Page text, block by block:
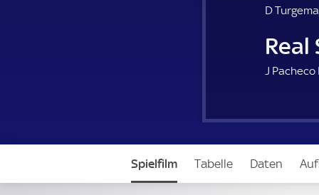
D
Real
J
Spielfilm Tabelle Daten